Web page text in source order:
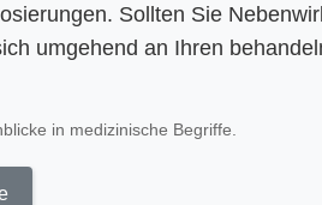
Sollten Sie
umgehend an Ihren
in medizinische Begriffe.